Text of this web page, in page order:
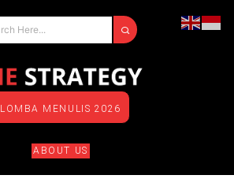
LOMBA MENULIS 2026
ABOUT US